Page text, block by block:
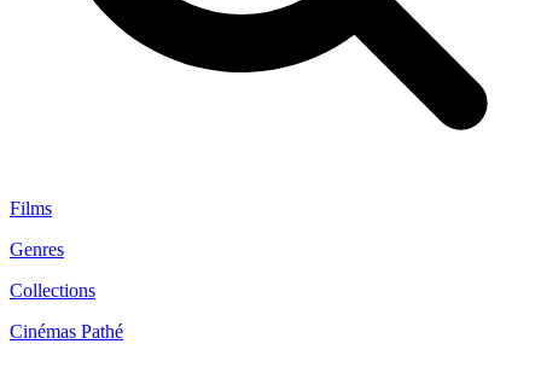
Films
Genres
Collections
Cinémas Pathé